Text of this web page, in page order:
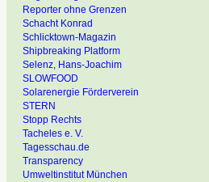
Reporter ohne Grenzen
Schacht Konrad
Schlicktown-Magazin
Shipbreaking Platform
Selenz, Hans-Joachim
SLOWFOOD
Solarenergie Förderverein
STERN
Stopp Rechts
Tacheles e. V.
Tagesschau.de
Transparency
Umweltinstitut München